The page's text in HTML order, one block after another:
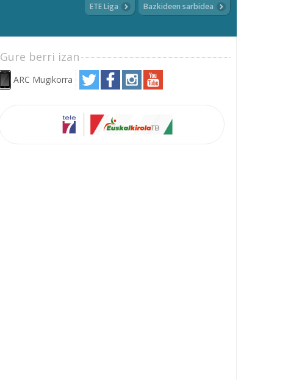
ETE Liga Bazkideen sarbidea
Gure berri izan
ARC Mugikorra